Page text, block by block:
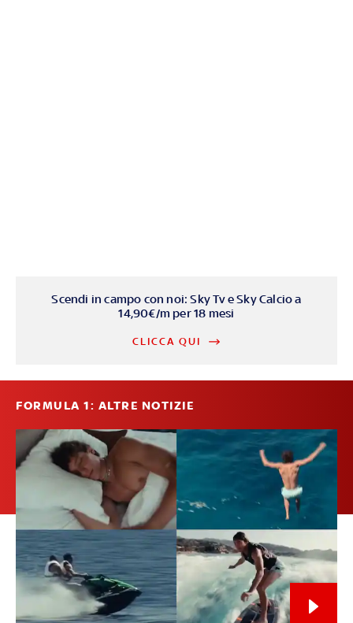
Scendi in campo con noi: Sky Tv e Sky Calcio a
14,90€/m per 18 mesi
CLICCA QUI
FORMULA 1: ALTRE NOTIZIE